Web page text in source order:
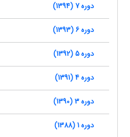
دوره 7 (1394)
دوره 6 (1393)
دوره 5 (1392)
دوره 4 (1391)
دوره 3 (1390)
دوره 1 (1388)